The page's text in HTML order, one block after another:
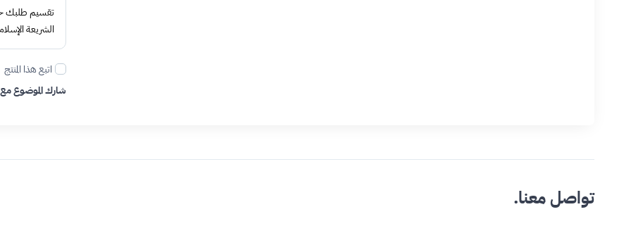
تقسيم طلبك حتى 4
الشريعة
اتبع هذا المنتج
شارك الموضوع
تواصل معنا.